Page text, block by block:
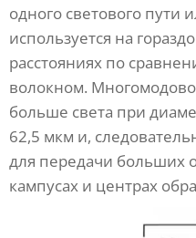
одного светового
используется на
расстояниях по
волокном.
больше света при
62,5 мкм и,
для передачи больших
кампусах и центрах